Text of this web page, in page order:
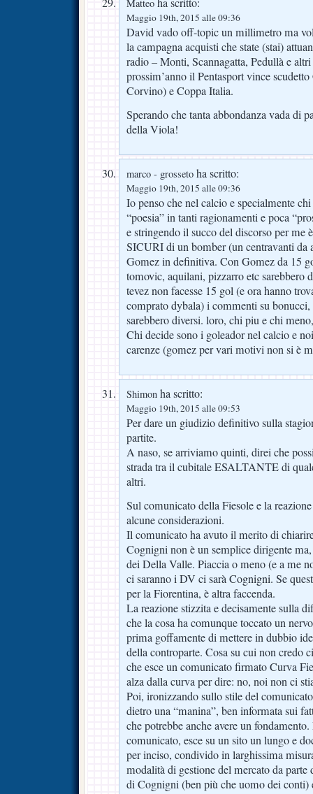
Matteo
Maggio 19th, 2015 alle 09:36
David vado off-topic un millimetro ma
la campagna acquisti che state (stai)
radio – Monti, Scannagatta, Pedullà e
prossim’anno il Pentasport vince
Corvino) e Coppa Italia.
Sperando che tanta abbondanza vada di
della Viola!
marco - grosseto ha scritto:
Maggio 19th, 2015 alle 09:36
Io penso che nel calcio e specialmente
“poesia” in tanti ragionamenti e poca
e stringendo il succo del discorso per me
SICURI di un bomber (un centravanti da
Gomez in definitiva. Con Gomez da 15
tomovic, aquilani, pizzarro etc sarebbero
tevez non facesse 15 gol (e ora hanno
comprato dybala) i commenti su bonucci,
sarebbero diversi. loro, chi piu e chi
Chi decide sono i goleador nel calcio e
carenze (gomez per vari motivi non si è
Shimon ha scritto:
Maggio 19th, 2015 alle 09:53
Per dare un giudizio definitivo sulla
partite.
A naso, se arriviamo quinti, direi che
strada tra il cubitale ESALTANTE di
altri.
Sul comunicato della Fiesole e la
alcune considerazioni.
Il comunicato ha avuto il merito di
Cognigni non è un semplice dirigente
dei Della Valle. Piaccia o meno (e a me
ci saranno i DV ci sarà Cognigni. Se
per la Fiorentina, è altra faccenda.
La reazione stizzita e decisamente sulla
che la cosa ha comunque toccato un
prima goffamente di mettere in dubbio
della controparte. Cosa su cui non credo
che esce un comunicato firmato Curva
alza dalla curva per dire: no, noi non ci
Poi, ironizzando sullo stile del
dietro una “manina”, ben informata sui
che potrebbe anche avere un
comunicato, esce su un sito un lungo e
per inciso, condivido in larghissima
modalità di gestione del mercato da
di Cognigni (ben più che uomo dei conti)